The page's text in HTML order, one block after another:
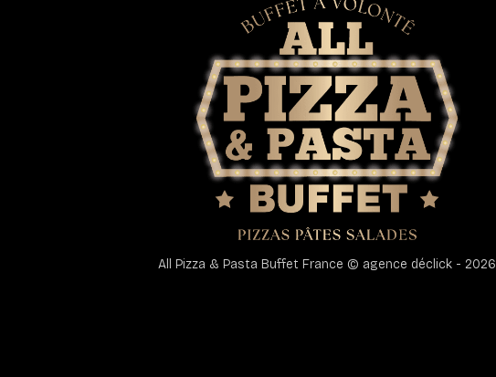
All Pizza & Pasta Buffet France © agence déclick - 2026 ​